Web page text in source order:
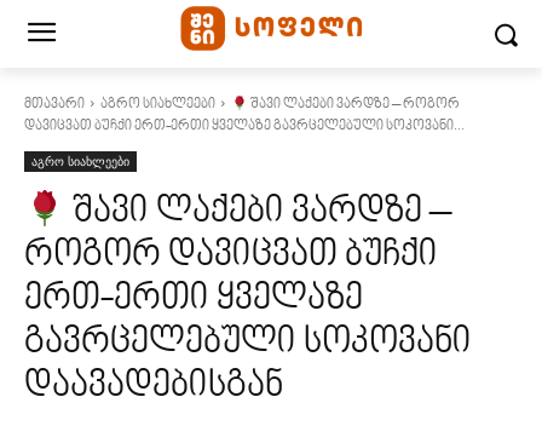
მთავარი აგრო სიახლეები
შავი ლაქები ვარდზე – როგორ
დავიცვათ ბუჩქი ერთ-ერთი ყველაზე გავრცელებული სოკოვანი...
აგრო სიახლეები
შავი ლაქები ვარდზე –
როგორ დავიცვათ ბუჩქი
ერთ-ერთი ყველაზე
გავრცელებული სოკოვანი
დაავადებისგან